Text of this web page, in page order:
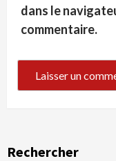
dans le
commentaire.
Rechercher